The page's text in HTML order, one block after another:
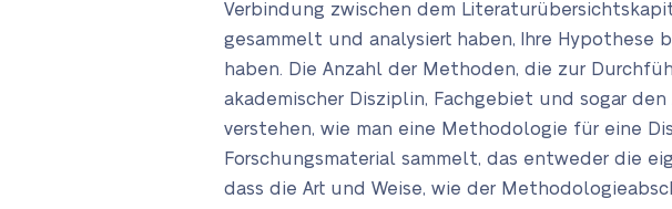
Verbindung zwischen dem
gesammelt und analysiert haben, Ihre Hypothese
haben. Die Anzahl der Methoden, die zur
akademischer Disziplin, Fachgebiet und sogar
verstehen, wie man eine Methodologie für eine
Forschungsmaterial sammelt, das entweder die
dass die Art und Weise, wie der